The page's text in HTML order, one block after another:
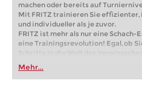
machen oder bereits auf
Mit FRITZ trainieren Sie
und individueller als je zuvor.
FRITZ ist mehr als nur eine Schach-
eine Trainingsrevolution! Egal, ob
Schritte in die Welt des
oder bereits auf Turnierniveau
FRITZ trainieren Sie effizienter,
individueller als je zuvor.
Mehr...